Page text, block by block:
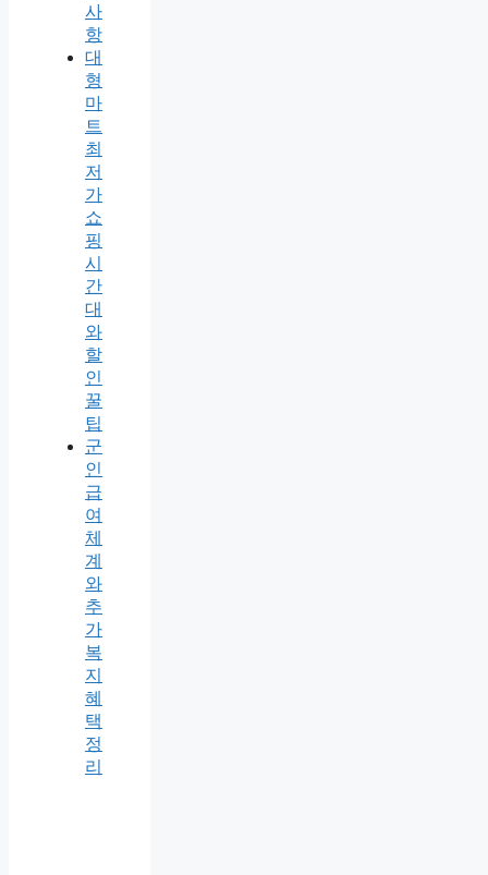
사
항
대
형
마
트
최
저
가
쇼
핑
시
간
대
와
할
인
꿀
팁
군
인
급
여
체
계
와
추
가
복
지
혜
택
정
리